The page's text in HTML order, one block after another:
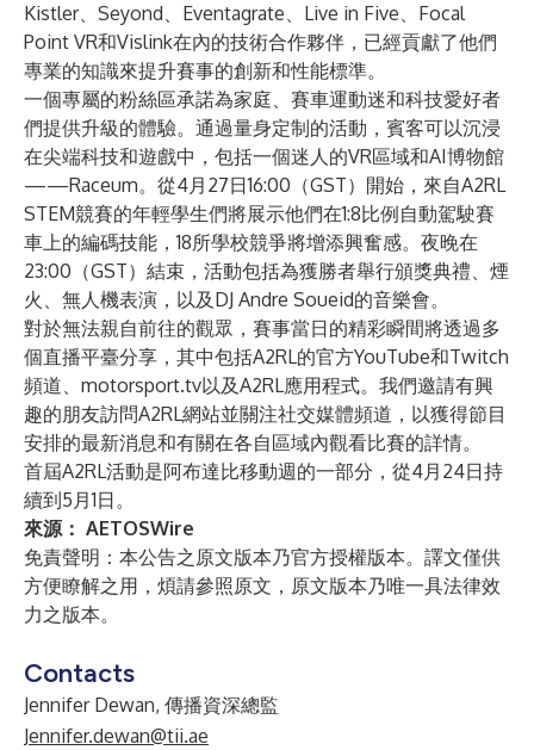
Kistler、Seyond、Eventagrate、Live in Five、Focal
Point VR和Vislink在內的技術合作夥伴，已經貢獻了他們
專業的知識來提升賽事的創新和性能標準。
一個專屬的粉絲區承諾為家庭、賽車運動迷和科技愛好者
們提供升級的體驗。通過量身定制的活動，賓客可以沉浸
在尖端科技和遊戲中，包括一個迷人的VR區域和AI博物館
——Raceum。從4月27日16:00（GST）開始，來自A2RL
STEM競賽的年輕學生們將展示他們在1:8比例自動駕駛賽
車上的編碼技能，18所學校競爭將增添興奮感。夜晚在
23:00（GST）結束，活動包括為獲勝者舉行頒獎典禮、煙
火、無人機表演，以及DJ Andre Soueid的音樂會。
對於無法親自前往的觀眾，賽事當日的精彩瞬間將透過多
個直播平臺分享，其中包括A2RL的官方YouTube和Twitch
頻道、motorsport.tv以及A2RL應用程式。我們邀請有興
趣的朋友訪問A2RL網站並關注社交媒體頻道，以獲得節目
安排的最新消息和有關在各自區域內觀看比賽的詳情。
首屆A2RL活動是阿布達比移動週的一部分，從4月24日持
續到5月1日。
來源： AETOSWire
免責聲明：本公告之原文版本乃官方授權版本。譯文僅供
方便瞭解之用，煩請參照原文，原文版本乃唯一具法律效
力之版本。
Contacts
Jennifer Dewan, 傳播資深總監
Jennifer.dewan@tii.ae